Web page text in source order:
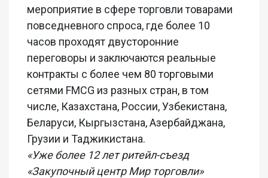
мероприятие в сфере торговли товарами
повседневного спроса, где более 10
часов проходят двусторонние
переговоры и заключаются реальные
контракты с более чем 80 торговыми
сетями FMCG из разных стран, в том
числе, Казахстана, России, Узбекистана,
Беларуси, Кыргызстана, Азербайджана,
Грузии и Таджикистана.
«Уже более 12 лет ритейл-съезд
«Закупочный центр Мир торговли»